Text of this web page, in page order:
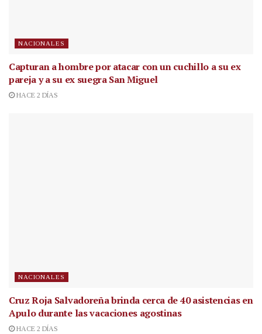
NACIONALES
Capturan a hombre por atacar con un cuchillo a su ex
pareja y a su ex suegra San Miguel
HACE 2 DÍAS
NACIONALES
Cruz Roja Salvadoreña brinda cerca de 40 asistencias en
Apulo durante las vacaciones agostinas
HACE 2 DÍAS